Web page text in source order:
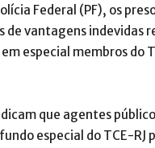
Federal (PF), os
de vantagens indevidas
especial membros do
que agentes
especial do TCE-